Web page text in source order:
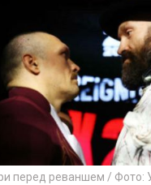
перед реваншем / Фото: